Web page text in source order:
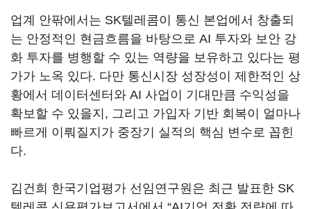
업계 안팎에서는 SK텔레콤이 통신 본업에서 창출되
는 안정적인 현금흐름을 바탕으로 AI 투자와 보안 강
화 투자를 병행할 수 있는 역량을 보유하고 있다는 평
가가 노옥 있다. 다만 통신시장 성장성이 제한적인 상
황에서 데이터센터와 AI 사업이 기대만큼 수익성을
확보할 수 있을지, 그리고 가입자 기반 회복이 얼마나
빠르게 이뤄질지가 중장기 실적의 핵심 변수로 꼽힌
다.
김건희 한국기업평가 선임연구원은 최근 발표한 SK